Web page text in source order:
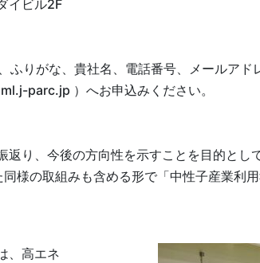
イビル2F
ふりがな、貴社名、電話番号、メールア
parc.jp ）へお申込みください。
返り、今後の方向性を示すことを目的と
様の取組みも含める形で「中性子産業利
、高エネ